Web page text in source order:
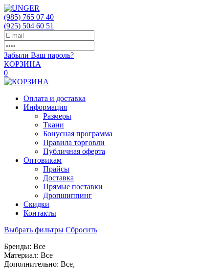
(985) 765 07 40
(925) 504 60 51
Забыли Ваш пароль?
КОРЗИНА
0
Оплата и доставка
Информация
Размеры
Ткани
Бонусная программа
Правила торговли
Публичная оферта
Оптовикам
Прайсы
Доставка
Прямые поставки
Дропшиппинг
Скидки
Контакты
Выбрать фильтры Сбросить
Бренды: Все
Материал: Все
Дополнительно: Все,